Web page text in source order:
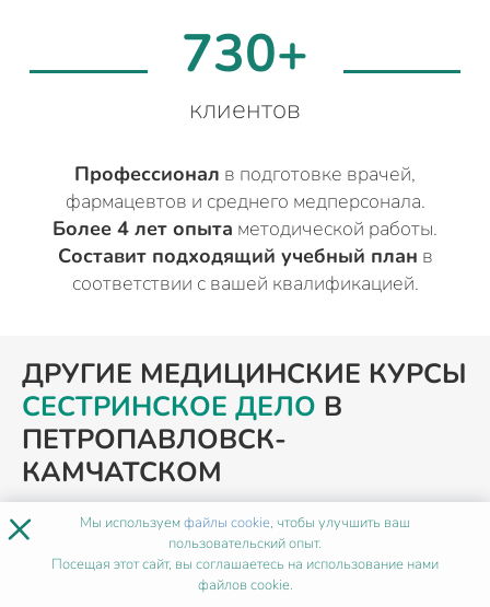
730+
клиентов
Профессионал в подготовке врачей,
фармацевтов и среднего медперсонала.
Более 4 лет опыта методической работы.
Составит подходящий учебный план в
соответствии с вашей квалификацией.
ДРУГИЕ МЕДИЦИНСКИЕ КУРСЫ
СЕСТРИНСКОЕ ДЕЛО В
ПЕТРОПАВЛОВСК-
КАМЧАТСКОМ
ПОХОЖИЕ ПРОГРАММЫ
× Мы используемфайлы cookie, чтобы улучшить ваш
пользовательский опыт.
Посещая этот сайт, вы соглашаетесь на использование нами
файлов cookie.